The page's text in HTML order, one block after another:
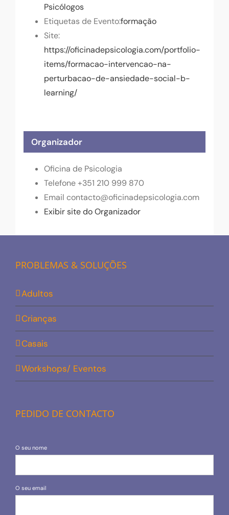
Psicólogos
Etiquetas de Evento:formação
Site:
https://oficinadepsicologia.com/portfolio-
items/formacao-intervencao-na-
perturbacao-de-ansiedade-social-b-
learning/
Organizador
Oficina de Psicologia
Telefone+351 210 999 870
Email contacto@oficinadepsicologia.com
Exibir site do Organizador
PROBLEMAS & SOLUÇÕES
Adultos
Crianças
Casais
Workshops/ Eventos
PEDIDO DE CONTACTO
O seu nome
O seu email